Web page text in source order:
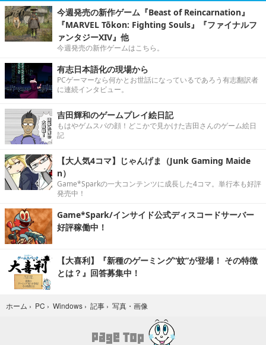
今週発売の新作ゲーム『Beast of Reincarnation』
『MARVEL Tōkon: Fighting Souls』『ファイナルフ
ァンタジーXIV』他
今週発売の新作ゲームはこちら。
有志日本語化の現場から
PCゲーマーなら何かとお世話になっているであろう有志翻訳者
に連続インタビュー。
吉田輝和のゲームプレイ絵日記
もはやゲムスパの顔！どこかで見かけた吉田さんのゲーム絵日
記
【大人気4コマ】じゃんげま（Junk Gaming Maide
n）
Game*Sparkの一大コンテンツに成長した4コマ。単行本も好評
発売中！
Game*Spark/インサイド公式ディスコードサーバー
好評稼働中！
【大喜利】『新種のゲーミング“蚊”が登場！ その特徴
とは？』回答募集中！
ホーム › PC › Windows › 記事 › 写真・画像